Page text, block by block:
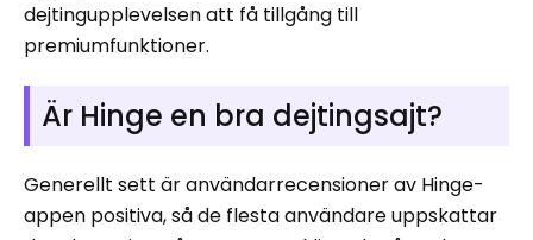
dejtingupplevelsen att få tillgång till
premiumfunktioner.
Är Hinge en bra dejtingsajt?
Generellt sett är användarrecensioner av Hinge-
appen positiva, så de flesta användare uppskattar